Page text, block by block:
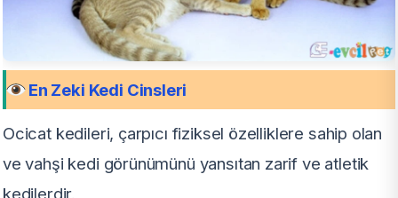
En Zeki Kedi Cinsleri
Ocicat kedileri, çarpıcı fiziksel özelliklere sahip olan
ve vahşi kedi görünümünü yansıtan zarif ve atletik
kedilerdir.